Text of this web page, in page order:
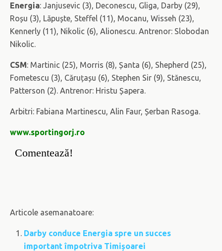
Energia: Janjusevic (3), Deconescu, Gliga, Darby (29),
Roșu (3), Lăpuște, Steffel (11), Mocanu, Wisseh (23),
Kennerly (11), Nikolic (6), Alionescu. Antrenor: Slobodan
Nikolic.
CSM: Martinic (25), Morris (8), Șanta (6), Shepherd (25),
Fometescu (3), Căruțașu (6), Stephen Sir (9), Stănescu,
Patterson (2). Antrenor: Hristu Șapera.
Arbitri: Fabiana Martinescu, Alin Faur, Șerban Rasoga.
www.sportingorj.ro
Comentează!
Articole asemanatoare:
Darby conduce Energia spre un succes
important împotriva Timișoarei